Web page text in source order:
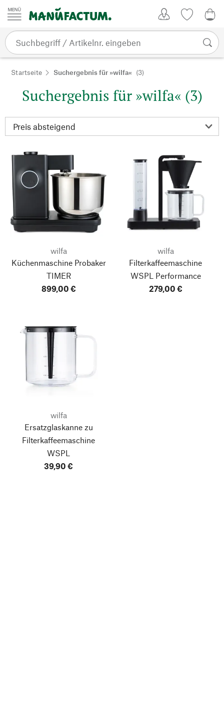
Zum Inhalt springen
Startseite Suchergebnis für »wilfa« (3)
Suchergebnis für »wilfa« (3)
wilfa
Küchenmaschine Probaker
TIMER
899,00 €
wilfa
Filterkaffeemaschine
WSPL Performance
279,00 €
wilfa
Ersatzglaskanne zu
Filterkaffeemaschine
WSPL
39,90 €